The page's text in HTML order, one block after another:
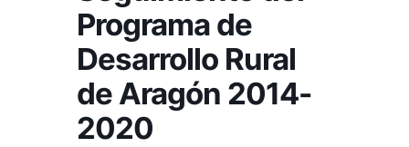
Programa de
Desarrollo Rural
de Aragón 2014-
2020